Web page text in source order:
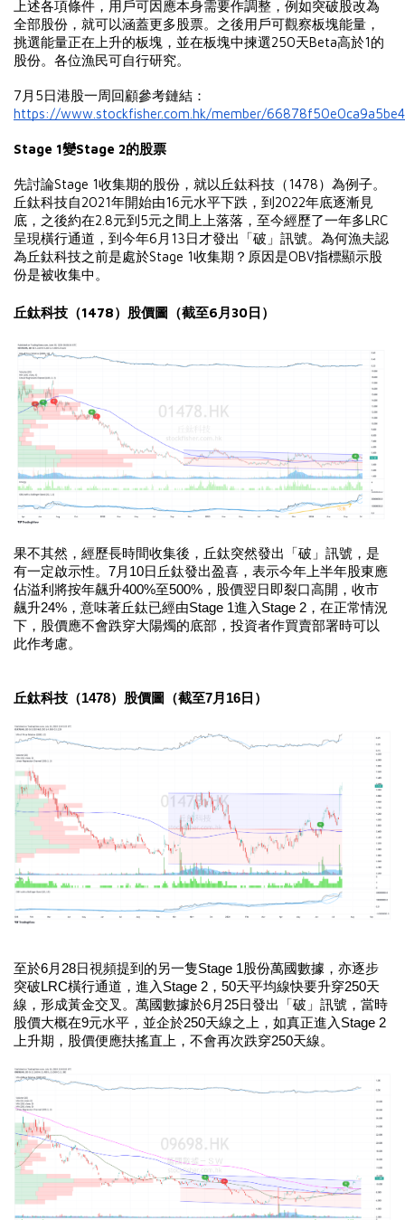
上述各項條件，用戶可因應本身需要作調整，例如突破股改為
全部股份，就可以涵蓋更多股票。之後用戶可觀察板塊能量，
挑選能量正在上升的板塊，並在板塊中揀選250天Beta高於1的
股份。各位漁民可自行研究。
7月5日港股一周回顧參考鏈結：
https://www.stockfisher.com.hk/member/
Stage 1變Stage 2的股票
先討論Stage 1收集期的股份，就以丘鈦科技（1478）為例子。
丘鈦科技自2021年開始由16元水平下跌，到2022年底逐漸見
底，之後約在2.8元到5元之間上上落落，至今經歷了一年多LRC
呈現橫行通道，到今年6月13日才發出「破」訊號。為何漁夫認
為丘鈦科技之前是處於Stage 1收集期？原因是OBV指標顯示股
份是被收集中。
丘鈦科技（1478）股價圖（截至6月30日）
果不其然，經歷長時間收集後，丘鈦突然發出「破」訊號，是
有一定啟示性。7月10日丘鈦發出盈喜，表示今年上半年股東應
佔溢利將按年飆升400%至500%，股價翌日即裂口高開，收市
飆升24%，意味著丘鈦已經由Stage 1進入Stage 2，在正常情況
下，股價應不會跌穿大陽燭的底部，投資者作買賣部署時可以
此作考慮。
丘鈦科技（1478）股價圖（截至7月16日）
至於6月28日視頻提到的另一隻Stage 1股份萬國數據，亦逐步
突破LRC橫行通道，進入Stage 2，50天平均線快要升穿250天
線，形成黃金交叉。萬國數據於6月25日發出「破」訊號，當時
股價大概在9元水平，並企於250天線之上，如真正進入Stage 2
上升期，股價便應扶搖直上，不會再次跌穿250天線。